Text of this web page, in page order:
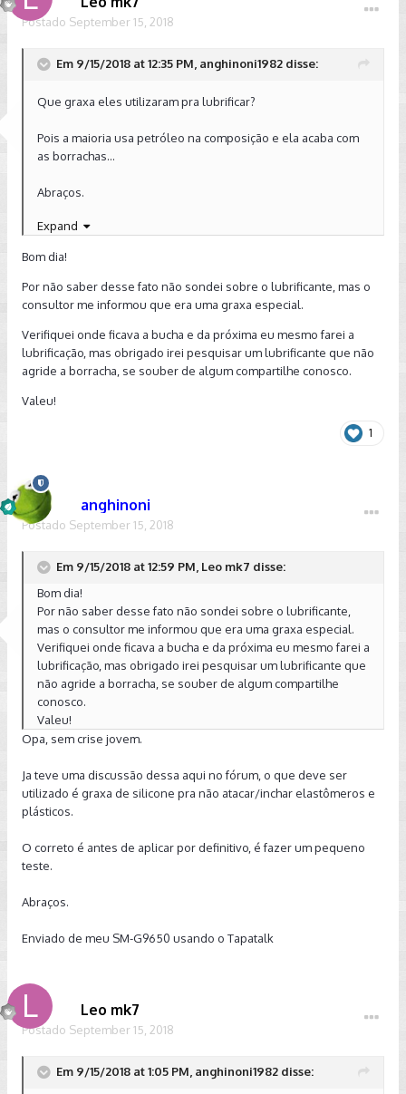
Postado September 15, 2018
Em 9/15/2018 at 12:35 PM, anghinoni1982 disse:
Que graxa eles utilizaram pra lubrificar?
Pois a maioria usa petróleo na composição e ela acaba com
as borrachas...
Abraços.
Enviado de meu SM-G9650 usando o Tapatalk
Expand
Bom dia!
Por não saber desse fato não sondei sobre o lubrificante, mas o
consultor me informou que era uma graxa especial.
Verifiquei onde ficava a bucha e da próxima eu mesmo farei a
lubrificação, mas obrigado irei pesquisar um lubrificante que não
agride a borracha, se souber de algum compartilhe conosco.
Valeu!
1
anghinoni
Postado September 15, 2018
Em 9/15/2018 at 12:59 PM, Leo mk7 disse:
Bom dia!
Por não saber desse fato não sondei sobre o lubrificante,
mas o consultor me informou que era uma graxa especial.
Verifiquei onde ficava a bucha e da próxima eu mesmo farei a
lubrificação, mas obrigado irei pesquisar um lubrificante que
não agride a borracha, se souber de algum compartilhe
conosco.
Valeu!
Opa, sem crise jovem.
Ja teve uma discussão dessa aqui no fórum, o que deve ser
utilizado é graxa de silicone pra não atacar/inchar elastômeros e
plásticos.
O correto é antes de aplicar por definitivo, é fazer um pequeno
teste.
Abraços.
Enviado de meu SM-G9650 usando o Tapatalk
Leo mk7
Postado September 15, 2018
Em 9/15/2018 at 1:05 PM, anghinoni1982 disse: